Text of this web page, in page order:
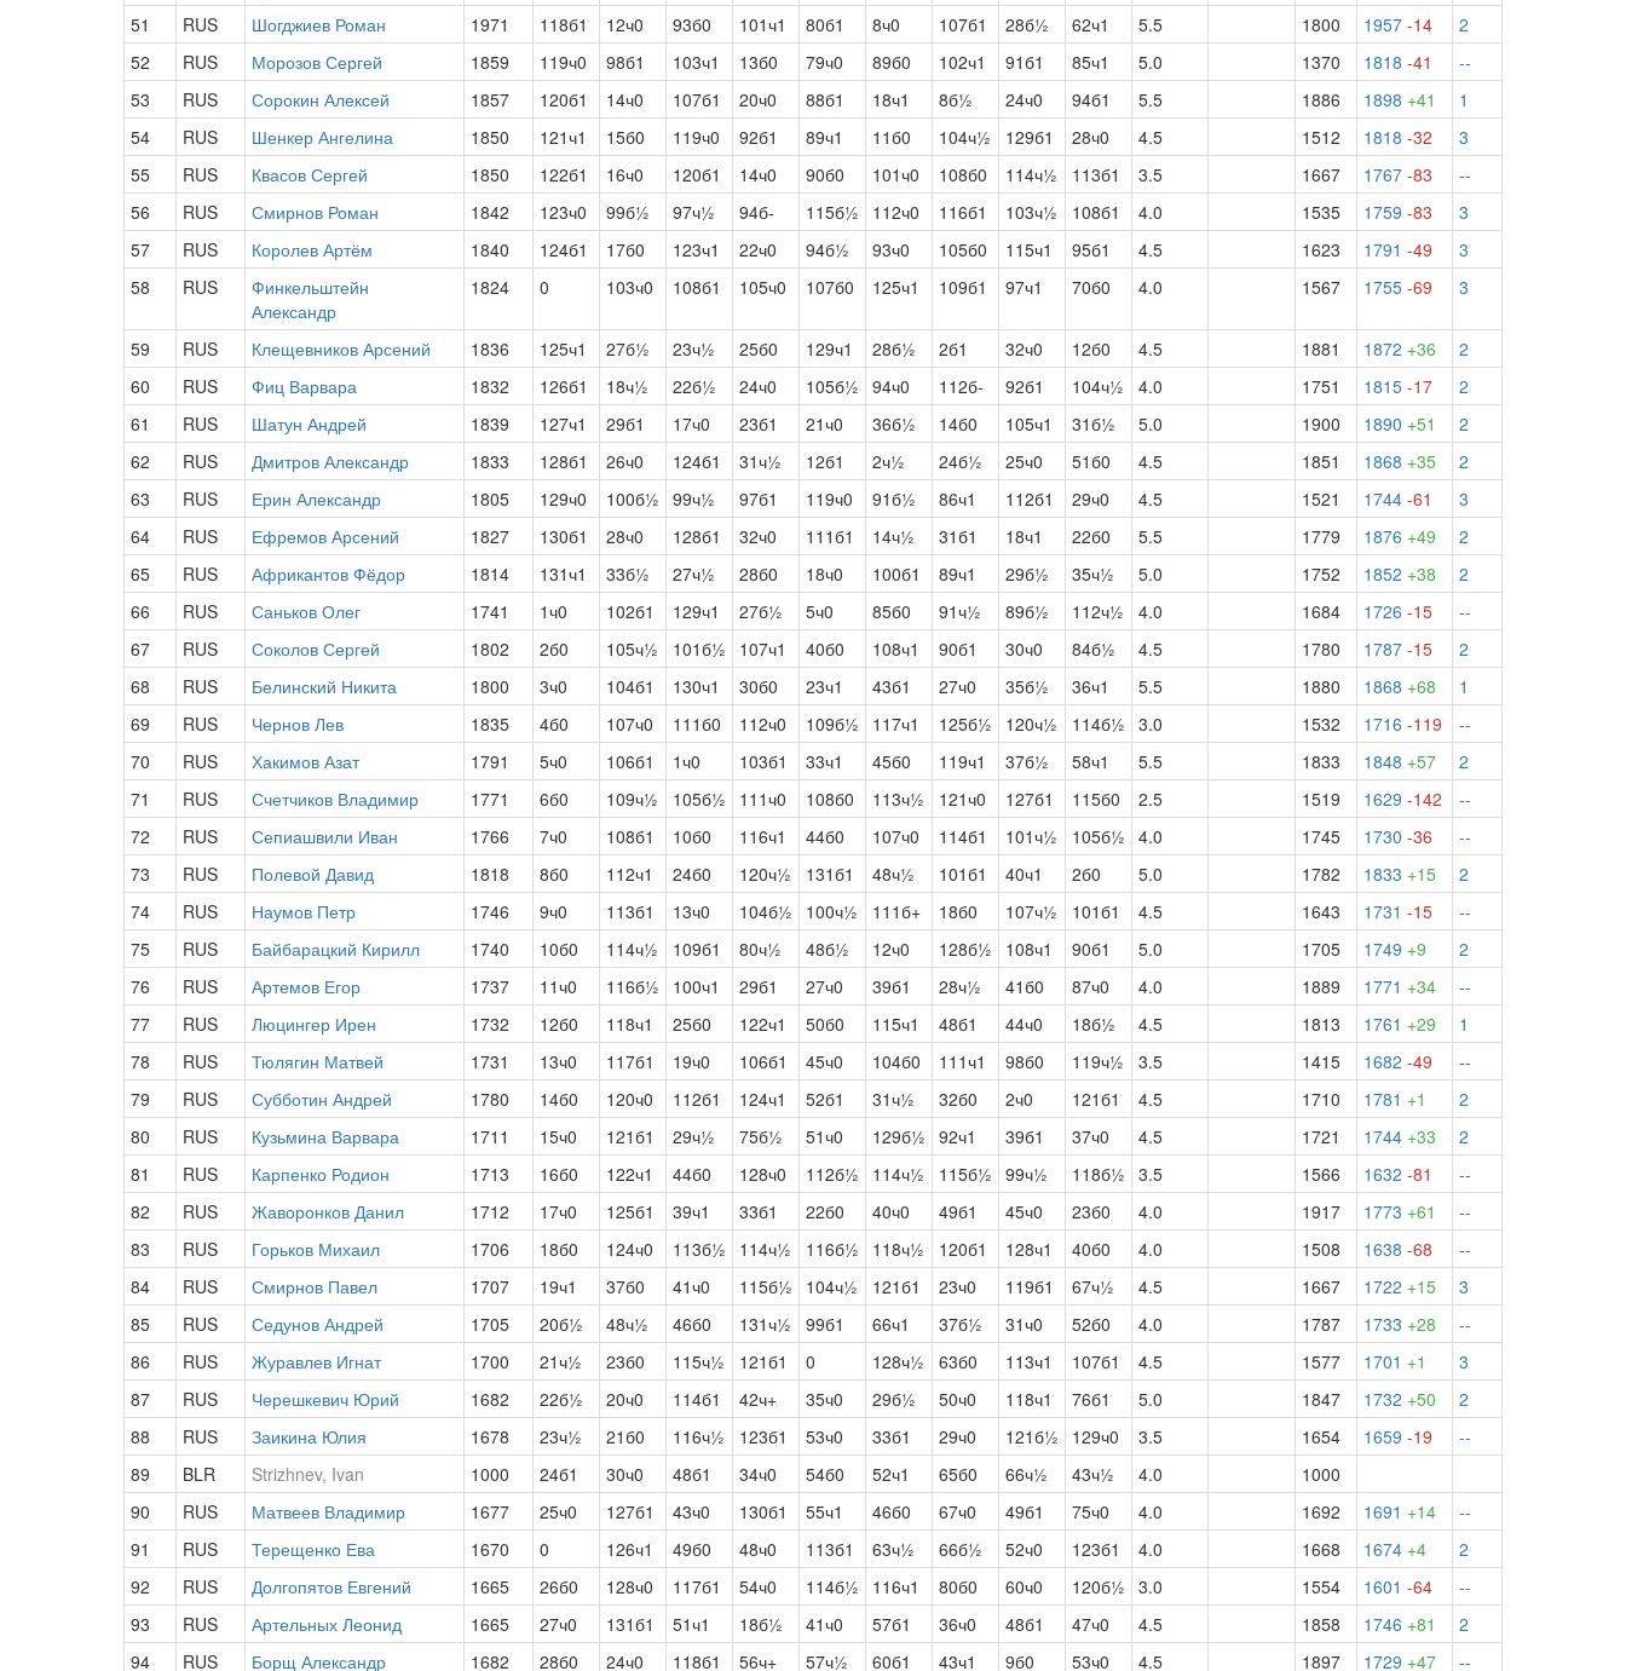
51
RUS Шогджиев Роман 1971 118б1 12ч0 93б0 101ч1 80б1 8ч0 107б1 28б½ 62ч1 5.5 1800 1957 -14
2
52
RUS Морозов Сергей 1859 119ч0 98б1 103ч1 13б0 79ч0 89б0 102ч1 91б1 85ч1 5.0 1370 1818 -41
--
53
RUS Сорокин Алексей 1857 120б1 14ч0 107б1 20ч0 88б1 18ч1 8б½ 24ч0 94б1 5.5 1886 1898 +41
1
54
RUS Шенкер Ангелина 1850 121ч1 15б0 119ч0 92б1 89ч1 11б0 104ч½ 129б1 28ч0 4.5 1512 1818 -32
3
55
RUS Квасов Сергей 1850 122б1 16ч0 120б1 14ч0 90б0 101ч0 108б0 114ч½ 113б1 3.5 1667 1767 -83
--
56
RUS Смирнов Роман 1842 123ч0 99б½ 97ч½ 94б- 115б½ 112ч0 116б1 103ч½ 108б1 4.0 1535 1759 -83
3
57
RUS Королев Артём 1840 124б1 17б0 123ч1 22ч0 94б½ 93ч0 105б0 115ч1 95б1 4.5 1623 1791 -49
3
58
RUS
Финкельштейн
Александр
1824 0 103ч0 108б1 105ч0 107б0 125ч1 109б1 97ч1 70б0 4.0 1567 1755 -69 3
59 RUS Клещевников Арсений 1836 125ч1 27б½ 23ч½ 25б0 129ч1 28б½ 2б1 32ч0 12б0 4.5 1881 1872 +36
2
60
RUS Фиц Варвара 1832 126б1 18ч½ 22б½ 24ч0 105б½ 94ч0 112б- 92б1 104ч½ 4.0 1751 1815 -17
2
61
RUS Шатун Андрей 1839 127ч1 29б1 17ч0 23б1 21ч0 36б½ 14б0 105ч1 31б½ 5.0 1900 1890 +51
2
62
RUS Дмитров Александр 1833 128б1 26ч0 124б1 31ч½ 12б1 2ч½ 24б½ 25ч0 51б0 4.5 1851 1868 +35
2
63
RUS Ерин Александр 1805 129ч0 100б½ 99ч½ 97б1 119ч0 91б½ 86ч1 112б1 29ч0 4.5 1521 1744 -61
3
64
RUS Ефремов Арсений 1827 130б1 28ч0 128б1 32ч0 111б1 14ч½ 31б1 18ч1 22б0 5.5 1779 1876 +49
2
65
RUS Африкантов Фёдор 1814 131ч1 33б½ 27ч½ 28б0 18ч0 100б1 89ч1 29б½ 35ч½ 5.0 1752 1852 +38
2
66
RUS Саньков Олег 1741 1ч0 102б1 129ч1 27б½ 5ч0 85б0 91ч½ 89б½ 112ч½ 4.0 1684 1726 -15
--
67
RUS Соколов Сергей 1802 2б0 105ч½ 101б½ 107ч1 40б0 108ч1 90б1 30ч0 84б½ 4.5 1780 1787 -15
2
68
RUS Белинский Никита 1800 3ч0 104б1 130ч1 30б0 23ч1 43б1 27ч0 35б½ 36ч1 5.5 1880 1868 +68
1
69
RUS Чернов Лев 1835 4б0 107ч0 111б0 112ч0 109б½ 117ч1 125б½ 120ч½ 114б½ 3.0 1532 1716 -119
--
70
RUS Хакимов Азат 1791 5ч0 106б1 1ч0 103б1 33ч1 45б0 119ч1 37б½ 58ч1 5.5 1833 1848 +57
2
71
RUS Счетчиков Владимир 1771 6б0 109ч½ 105б½ 111ч0 108б0 113ч½ 121ч0 127б1 115б0 2.5 1519 1629 -142
--
72
RUS Сепиашвили Иван 1766 7ч0 108б1 10б0 116ч1 44б0 107ч0 114б1 101ч½ 105б½ 4.0 1745 1730 -36
--
73
RUS Полевой Давид 1818 8б0 112ч1 24б0 120ч½ 131б1 48ч½ 101б1 40ч1 2б0 5.0 1782 1833 +15
2
74
RUS Наумов Петр 1746 9ч0 113б1 13ч0 104б½ 100ч½ 111б+ 18б0 107ч½ 101б1 4.5 1643 1731 -15
--
75
RUS Байбарацкий Кирилл 1740 10б0 114ч½ 109б1 80ч½ 48б½ 12ч0 128б½ 108ч1 90б1 5.0 1705 1749 +9
2
76
RUS Артемов Егор 1737 11ч0 116б½ 100ч1 29б1 27ч0 39б1 28ч½ 41б0 87ч0 4.0 1889 1771 +34
--
77
RUS Люцингер Ирен 1732 12б0 118ч1 25б0 122ч1 50б0 115ч1 48б1 44ч0 18б½ 4.5 1813 1761 +29
1
78
RUS Тюлягин Матвей 1731 13ч0 117б1 19ч0 106б1 45ч0 104б0 111ч1 98б0 119ч½ 3.5 1415 1682 -49
--
79
RUS Субботин Андрей 1780 14б0 120ч0 112б1 124ч1 52б1 31ч½ 32б0 2ч0 121б1 4.5 1710 1781 +1
2
80
RUS Кузьмина Варвара 1711 15ч0 121б1 29ч½ 75б½ 51ч0 129б½ 92ч1 39б1 37ч0 4.5 1721 1744 +33
2
81
RUS Карпенко Родион 1713 16б0 122ч1 44б0 128ч0 112б½ 114ч½ 115б½ 99ч½ 118б½ 3.5 1566 1632 -81
--
82
RUS Жаворонков Данил 1712 17ч0 125б1 39ч1 33б1 22б0 40ч0 49б1 45ч0 23б0 4.0 1917 1773 +61
--
83
RUS Горьков Михаил 1706 18б0 124ч0 113б½ 114ч½ 116б½ 118ч½ 120б1 128ч1 40б0 4.0 1508 1638 -68
--
84
RUS Смирнов Павел 1707 19ч1 37б0 41ч0 115б½ 104ч½ 121б1 23ч0 119б1 67ч½ 4.5 1667 1722 +15
3
85
RUS Седунов Андрей 1705 20б½ 48ч½ 46б0 131ч½ 99б1 66ч1 37б½ 31ч0 52б0 4.0 1787 1733 +28
--
86
RUS Журавлев Игнат 1700 21ч½ 23б0 115ч½ 121б1 0 128ч½ 63б0 113ч1 107б1 4.5 1577 1701 +1
3
87
RUS Черешкевич Юрий 1682 22б½ 20ч0 114б1 42ч+ 35ч0 29б½ 50ч0 118ч1 76б1 5.0 1847 1732 +50
2
88
RUS Заикина Юлия 1678 23ч½ 21б0 116ч½ 123б1 53ч0 33б1 29ч0 121б½ 129ч0 3.5 1654 1659 -19
--
89
BLR Strizhnev, Ivan 1000 24б1 30ч0 48б1 34ч0 54б0 52ч1 65б0 66ч½ 43ч½ 4.0
1000
90
RUS Матвеев Владимир 1677 25ч0 127б1 43ч0 130б1 55ч1 46б0 67ч0 49б1 75ч0 4.0 1692 1691 +14
--
91
RUS Терещенко Ева 1670 0 126ч1 49б0 48ч0 113б1 63ч½ 66б½ 52ч0 123б1 4.0 1668 1674 +4
2
92
RUS Долгопятов Евгений 1665 26б0 128ч0 117б1 54ч0 114б½ 116ч1 80б0 60ч0 120б½ 3.0 1554 1601 -64
--
93
RUS Артельных Леонид 1665 27ч0 131б1 51ч1 18б½ 41ч0 57б1 36ч0 48б1 47ч0 4.5 1858 1746 +81
2
94
RUS Борщ Александр 1682 28б0 24ч0 118б1 56ч+ 57ч½ 60б1 43ч1 9б0 53ч0 4.5 1897 1729 +47 --